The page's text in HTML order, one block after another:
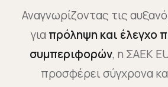
Αναγνωρίζοντας τις
για πρόληψη και έλεγχο
συμπεριφορών, η ΣΑΕΚ
προσφέρει σύγχρονα